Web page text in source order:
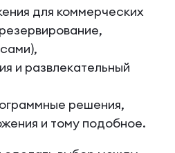
для коммерческих
и развлекательный
решения,
и тому подобное.